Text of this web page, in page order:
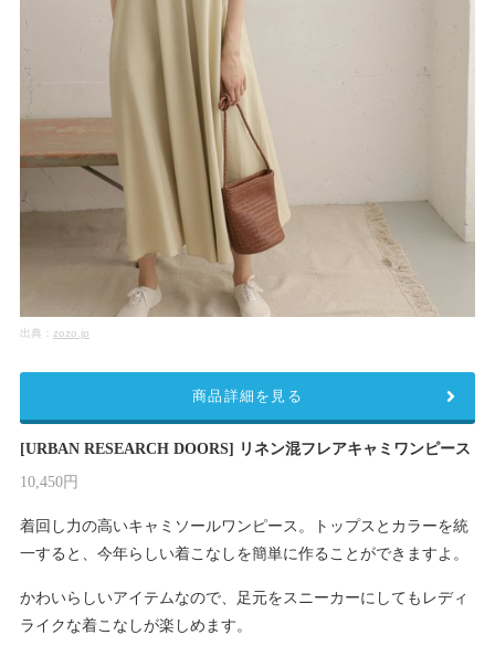
出典： zozo.jp
[URBAN RESEARCH DOORS] リネン混フレアキャミワンピース
10,450円
着回し力の高いキャミソールワンピース。トップスとカラーを統
一すると、今年らしい着こなしを簡単に作ることができますよ。
かわいらしいアイテムなので、足元をスニーカーにしてもレディ
ライクな着こなしが楽しめます。
商品詳細を見る